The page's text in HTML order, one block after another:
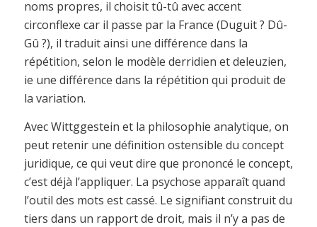
noms propres, il choisit tû-tû avec accent
circonflexe car il passe par la France (Duguit ? Dû-
Gû ?), il traduit ainsi une différence dans la
répétition, selon le modèle derridien et deleuzien,
ie une différence dans la répétition qui produit de
la variation.
Avec Wittggestein et la philosophie analytique, on
peut retenir une définition ostensible du concept
juridique, ce qui veut dire que prononcé le concept,
c’est déjà l’appliquer. La psychose apparaît quand
l’outil des mots est cassé. Le signifiant construit du
tiers dans un rapport de droit, mais il n’y a pas de